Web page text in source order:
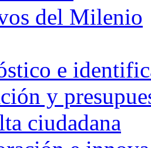
del Milenio
e
y
ciudadana